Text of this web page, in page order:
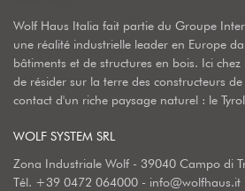
Wolf Haus Italia fait partie du Groupe
une réalité industrielle leader en Europe
bâtiments et de structures en bois. Ici
de résider sur la terre des constructeurs
contact d'un riche paysage naturel : le
WOLF SYSTEM SRL
Zona Industriale Wolf - 39040 Campo di
Tél. +39 0472 064000 - info@wolfhaus.it